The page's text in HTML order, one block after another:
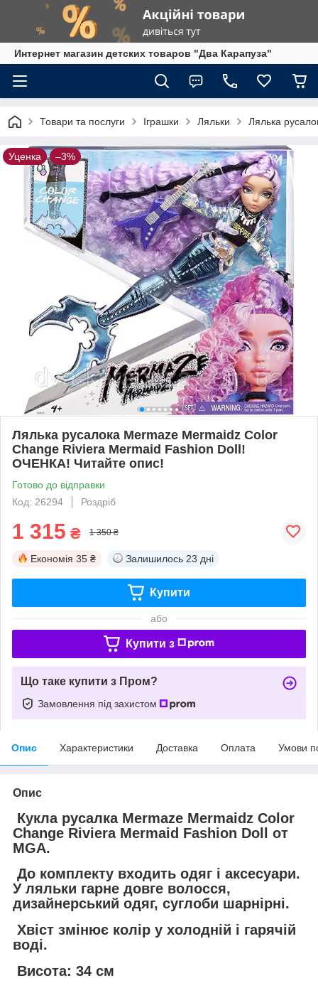
Интернет магазин детских товаров "Два Карапуза"
Товари та послуги Іграшки Ляльки Лялька
Уценка –3%
Лялька русалока Mermaze Mermaidz Color
Change Riviera Mermaid Fashion Doll!
ОЧЕНКА! Читайте опис!
Готово до відправки
Код: 26294
Роздріб
1 315 ₴ 1 350 ₴
Економія 35 ₴ Залишилось 23 дні
Купити
або
Купити з
Що таке купити з Пром?
Замовлення під захистом
Опис Характеристики Доставка Оплата Умови
Опис
Кукла русалка Mermaze Mermaidz Color
Change Riviera Mermaid Fashion Doll от
MGA.
До комплекту входить одяг і аксесуари.
У ляльки гарне довге волосся,
дизайнерський одяг, суглоби шарнірні.
Хвіст змінює колір у холодній і гарячій
воді.
Висота: 34 см